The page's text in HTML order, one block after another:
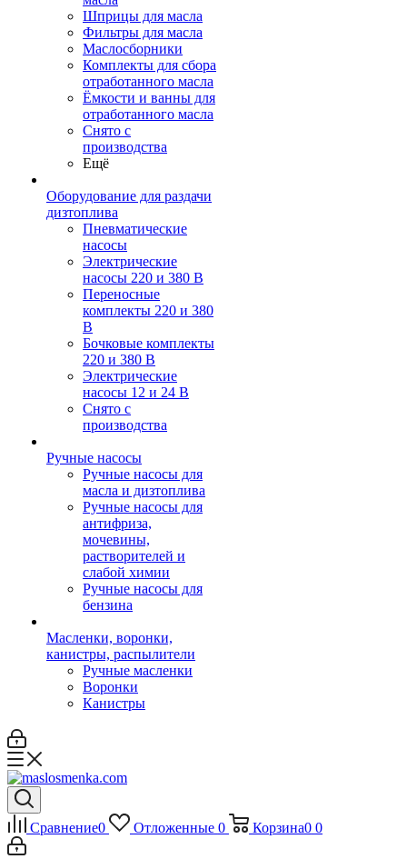
Шприцы для масла
Фильтры для масла
Маслосборники
Комплекты для сбора
отработанного масла
Ёмкости и ванны для
отработанного масла
Снято с
производства
Ещё
Оборудование для раздачи
дизтоплива
Пневматические
насосы
Электрические
насосы 220 и 380 В
Переносные
комплекты 220 и 380
В
Бочковые комплекты
220 и 380 В
Электрические
насосы 12 и 24 В
Снято с
производства
Ручные насосы
Ручные насосы для
масла и дизтоплива
Ручные насосы для
антифриза,
мочевины,
растворителей и
слабой химии
Ручные насосы для
бензина
Масленки, воронки,
канистры, распылители
Ручные масленки
Воронки
Канистры
Сравнение0 Отложенные 0 Корзина0 0